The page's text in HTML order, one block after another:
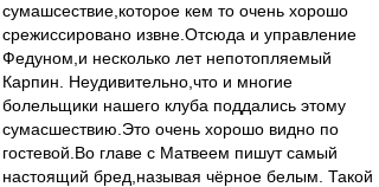
сумашсествие,которое кем то очень хорошо
срежиссировано извне.Отсюда и управление
Федуном,и несколько лет непотопляемый
Карпин. Неудивительно,что и многие
болельщики нашего клуба поддались этому
сумасшествию.Это очень хорошо видно по
гостевой.Во главе с Матвеем пишут самый
настоящий бред,называя чёрное белым. Такой